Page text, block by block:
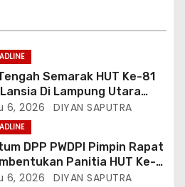
Semarak HUT Ke-81
Di Lampung Utara
Memprihatinkan
6, 2026 DIYAN SAPUTRA
DPP PWDPI Pimpin Rapat
Panitia HUT Ke-4,
Susunan Dan Rangkaian
6, 2026 DIYAN SAPUTRA